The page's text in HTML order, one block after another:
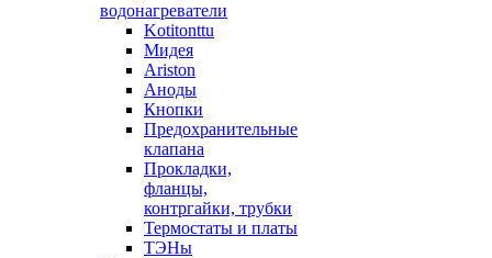
водонагреватели
Kotitonttu
Мидея
Ariston
Аноды
Кнопки
Предохранительные
клапана
Прокладки,
фланцы,
контргайки, трубки
Термостаты и платы
ТЭНы